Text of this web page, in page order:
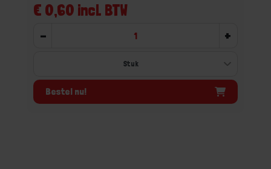
€ 0,60 incl. BTW
- +
Bestel nu!